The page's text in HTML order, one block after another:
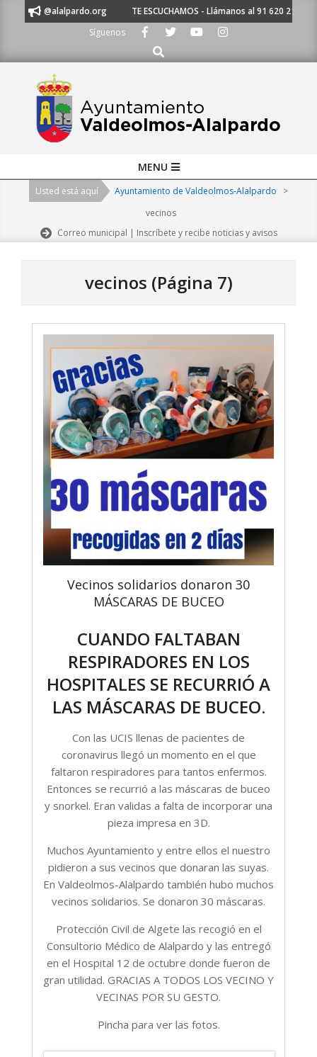
TE ESCUCHAMOS - Llámanos al 91 620 21 53 o
Síguenos
Buscar
Navigation
MENU
Usted está aquí Ayuntamiento de Valdeolmos-Alalpardo
>
vecinos
Correo municipal | Inscríbete y recibe noticias y avisos
vecinos (Página 7)
Vecinos solidarios donaron 30
MÁSCARAS DE BUCEO
CUANDO FALTABAN
RESPIRADORES EN LOS
HOSPITALES SE RECURRIÓ A
LAS MÁSCARAS DE BUCEO.
Con las UCIS llenas de pacientes de
coronavirus llegó un momento en el que
faltaron respiradores para tantos enfermos.
Entonces se recurrió a las máscaras de buceo
y snorkel. Eran validas a falta de incorporar una
pieza impresa en 3D.
Muchos Ayuntamiento y entre ellos el nuestro
pidieron a sus vecinos que donaran las suyas.
En Valdeolmos-Alalpardo también hubo muchos
vecinos solidarios. Se donaron 30 máscaras.
Protección Civil de Algete las recogió en el
Consultorio Médico de Alalpardo y las entregó
en el Hospital 12 de octubre donde fueron de
gran utilidad. GRACIAS A TODOS LOS VECINO Y
VECINAS POR SU GESTO.
Pincha para ver las fotos.